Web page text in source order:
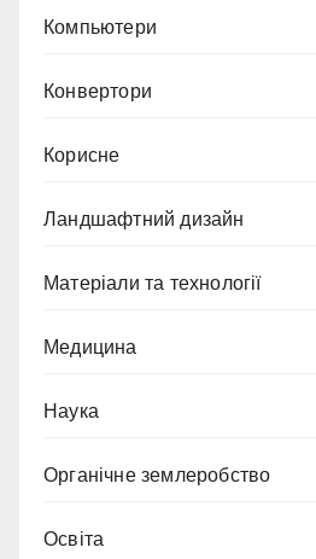
Компьютери
Конвертори
Корисне
Ландшафтний дизайн
Матеріали та технології
Медицина
Наука
Органічне землеробство
Освіта